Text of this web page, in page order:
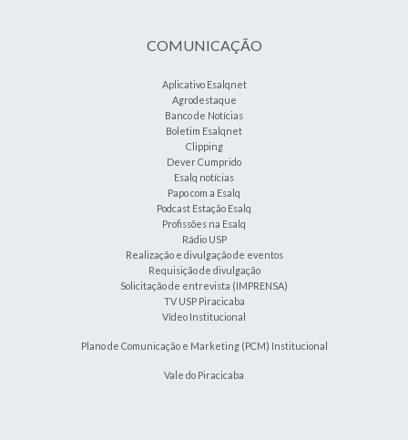
COMUNICAÇÃO
Aplicativo Esalqnet
Agrodestaque
Banco de Notícias
Boletim Esalqnet
Clipping
Dever Cumprido
Esalq notícias
Papo com a Esalq
Podcast Estação Esalq
Profissões na Esalq
Rádio USP
Realização e divulgação de eventos
Requisição de divulgação
Solicitação de entrevista (IMPRENSA)
TV USP Piracicaba
Vídeo Institucional
Plano de Comunicação e Marketing (PCM) Institucional
Vale do Piracicaba